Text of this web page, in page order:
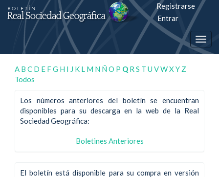
Salto
rápiso
a
página
contenido
principal
Registrarse
Entrar
A B C D E FG H I J K L M N Ñ O P Q R S T U VWXY Z
Todos
Los números anteriores del boletín se encuentran
disponibles para su descarga en la web de la Real
Sociedad Geográfica:
Boletines Anteriores
El boletín está disponible para su compra en versión